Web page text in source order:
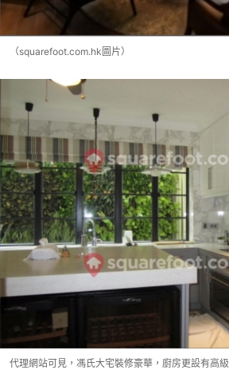
（squarefoot.com.hk圖片）
代理網站可見，馮氏大宅裝修豪華，廚房更設有高